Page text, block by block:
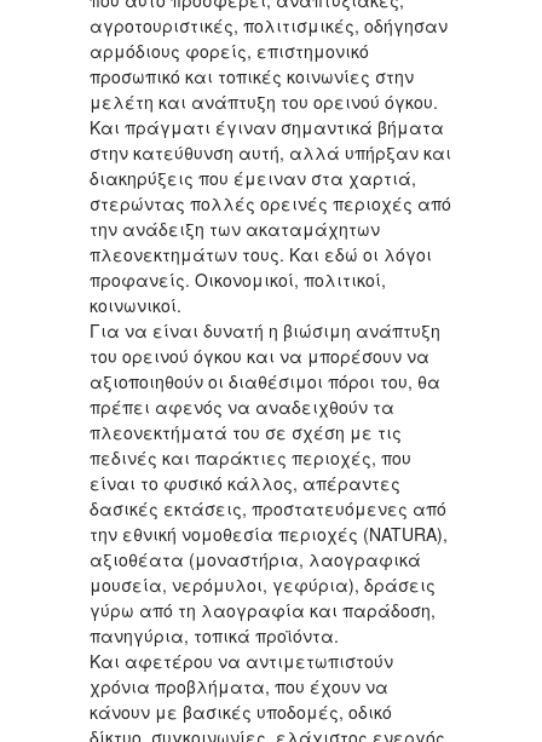
αγροτουριστικές, πολιτισμικές, οδήγησαν
αρμόδιους φορείς, επιστημονικό
προσωπικό και τοπικές κοινωνίες στην
μελέτη και ανάπτυξη του ορεινού όγκου.
Και πράγματι έγιναν σημαντικά βήματα
στην κατεύθυνση αυτή, αλλά υπήρξαν και
διακηρύξεις που έμειναν στα χαρτιά,
στερώντας πολλές ορεινές περιοχές από
την ανάδειξη των ακαταμάχητων
πλεονεκτημάτων τους. Και εδώ οι λόγοι
προφανείς. Οικονομικοί, πολιτικοί,
κοινωνικοί.
Για να είναι δυνατή η βιώσιμη ανάπτυξη
του ορεινού όγκου και να μπορέσουν να
αξιοποιηθούν οι διαθέσιμοι πόροι του, θα
πρέπει αφενός να αναδειχθούν τα
πλεονεκτήματά του σε σχέση με τις
πεδινές και παράκτιες περιοχές, που
είναι το φυσικό κάλλος, απέραντες
δασικές εκτάσεις, προστατευόμενες από
την εθνική νομοθεσία περιοχές (NATURA),
αξιοθέατα (μοναστήρια, λαογραφικά
μουσεία, νερόμυλοι, γεφύρια), δράσεις
γύρω από τη λαογραφία και παράδοση,
πανηγύρια, τοπικά προϊόντα.
Και αφετέρου να αντιμετωπιστούν
χρόνια προβλήματα, που έχουν να
κάνουν με βασικές υποδομές, οδικό
δίκτυο, συγκοινωνίες, ελάχιστος ενεργός